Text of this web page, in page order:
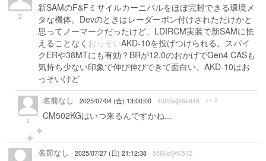
2
新SAMのF&Fミサイルカーニバルをほぼ完封できる環境メ
タな機体。Devのときはレーダーポン付けされただけかと
思ってノーマークだったけど、LDIRCM実装で新SAMに怯
えることなく おっそいAKD-10を投げつけられる。スパイ
クERや38MTにも有効？BRが12.0のおかげでGen4 CASも
気持ち少ない印象で伸び伸びできて面白い。AKD-10はお
っそいけど
3
名前なし 2025/07/04 (金) 13:00:00 4082e@6e948 >> 2
CM502KGはいつ来るんですかね...
名前なし 2025/07/27 (日) 21:12:38 5566c@f6512